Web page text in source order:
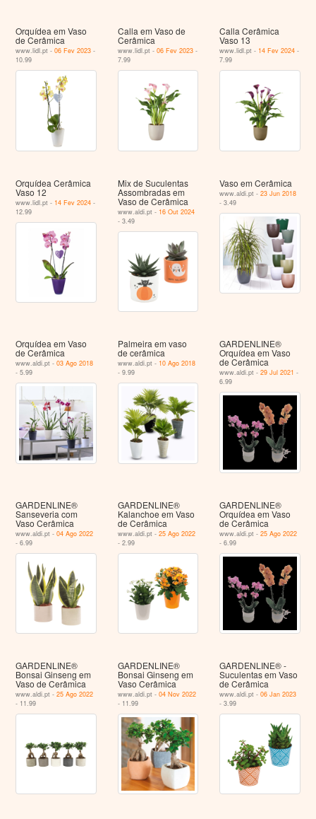
Orquídea em Vaso
de Cerâmica
www.lidl.pt -06 Fev 2023 -
10.99
Calla em Vaso de
Cerâmica
www.lidl.pt - 06 Fev 2023-
7.99
Calla Cerâmica
Vaso 13
www.lidl.pt - 14 Fev 2024 -
7.99
Orquídea Cerâmica
Vaso 12
www.lidl.pt - 14 Fev 2024 -
12.99
Mix de Suculentas
Assombradas em
Vaso de Cerâmica
www.aldi.pt - 16 Out 2024
- 3.49
Vaso em Cerâmica
www.aldi.pt -23 Jun 2018
- 3.49
Orquídea em Vaso
de Cerâmica
www.aldi.pt -03 Ago 2018
- 5.99
Palmeira em vaso
de cerâmica
www.aldi.pt - 10 Ago 2018
- 9.99
GARDENLINE®
Orquídea em Vaso
de Cerâmica
www.aldi.pt -29 Jul 2021 -
6.99
GARDENLINE®
Sanseveria com
Vaso Cerâmica
www.aldi.pt -04 Ago 2022
- 6.99
GARDENLINE®
Kalanchoe em Vaso
de Cerâmica
www.aldi.pt - 25 Ago 2022
- 2.99
GARDENLINE®
Orquídea em Vaso
de Cerâmica
www.aldi.pt -25 Ago 2022
- 6.99
GARDENLINE®
Bonsai Ginseng em
Vaso de Cerâmica
www.aldi.pt -25 Ago 2022
- 11.99
GARDENLINE®
Bonsai Ginseng em
Vaso Cerâmica
www.aldi.pt - 04 Nov 2022
- 11.99
GARDENLINE® -
Suculentas em Vaso
de Cerâmica
www.aldi.pt -06 Jan 2023
- 3.99